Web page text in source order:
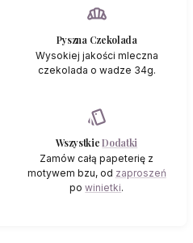
bakery_dining
Pyszna Czekolada
Wysokiej jakości mleczna
czekolada o wadze 34g.
style
WszystkieDodatki
Zamów całą papeterię z
motywem bzu, od zaproszeń
powinietki.